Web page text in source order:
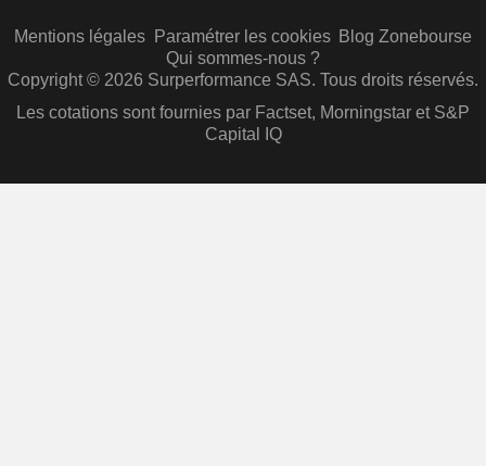
Mentions légales Paramétrer les cookies Blog Zonebourse
Qui sommes-nous ?
Copyright © 2026 Surperformance SAS. Tous droits réservés.
Les cotations sont fournies par Factset, Morningstar et S&P
Capital IQ